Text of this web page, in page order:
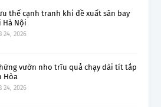
thế cạnh tranh khi đề xuất sân bay
Hà Nội
24, 2026
vườn nho trĩu quả chạy dài tít tắp
Hòa
24, 2026